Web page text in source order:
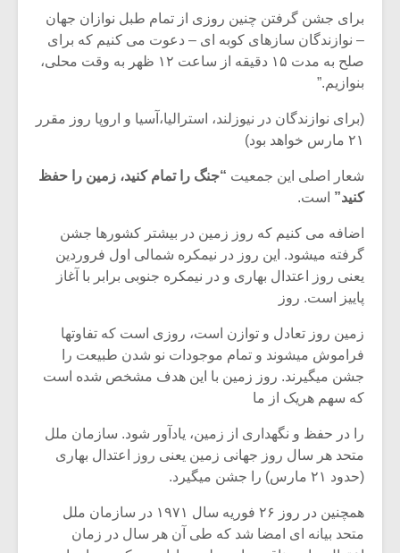
برای جشن گرفتن چنین روزی از تمام طبل نوازان جهان
– نوازندگان سازهای کوبه ای – دعوت می کنیم که برای
صلح به مدت ۱۵ دقیقه از ساعت ۱۲ ظهر به وقت محلی،
بنوازیم.”
(برای نوازندگان در نیوزلند، استرالیا،آسیا و اروپا روز مقرر
۲۱ مارس خواهد بود)
شعار اصلی این جمعیت “جنگ را تمام کنید، زمین را حفظ
کنید” است.
اضافه می کنیم که روز زمین در بیشتر کشورها جشن
گرفته میشود. این روز در نیمکره شمالی اول فروردین
یعنی روز اعتدال بهاری و در نیمکره جنوبی برابر با آغاز
پاییز است. روز
زمین روز تعادل و توازن است، روزی است که تفاوتها
فراموش میشوند و تمام موجودات نو شدن طبیعت را
جشن میگیرند. روز زمین با این هدف مشخص شده است
که سهم هریک از ما
را در حفظ و نگهداری از زمین، یادآور شود. سازمان ملل
متحد هر سال روز جهانی زمین یعنی روز اعتدال بهاری
(حدود ۲۱ مارس) را جشن میگیرد.
همچنین در روز ۲۶ فوریه سال ۱۹۷۱ در سازمان ملل
متحد بیانه ای امضا شد که طی آن هر سال در زمان
یادداشتی بر موسیقی
مشهورترین باشی،
دوره
برگزار
موسیقی